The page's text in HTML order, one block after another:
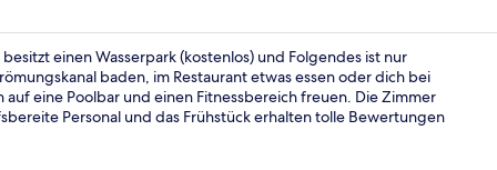
Speisen
einen Wasserpark (kostenlos) und Folgendes ist nur
baden, im Restaurant etwas essen oder dich bei
eine Poolbar und einen Fitnessbereich freuen. Die Zimmer
Personal und das Frühstück erhalten tolle Bewertungen